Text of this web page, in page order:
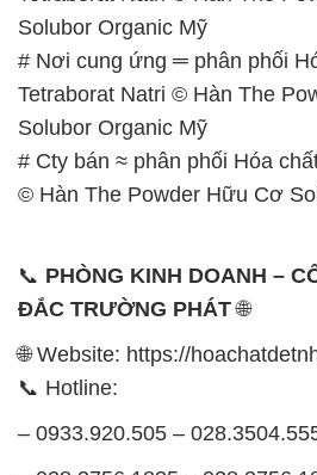
# Cty bán ≈ phân phối Hóa
© Hàn The Powder Hữu Cơ
📞 PHÒNG KINH DOANH –
ĐẮC TRƯỜNG PHÁT 🌐
🌐 Website: https://
– 0933.920.505 –
028.3756.1841- 028.3756.1842
0902.765.866